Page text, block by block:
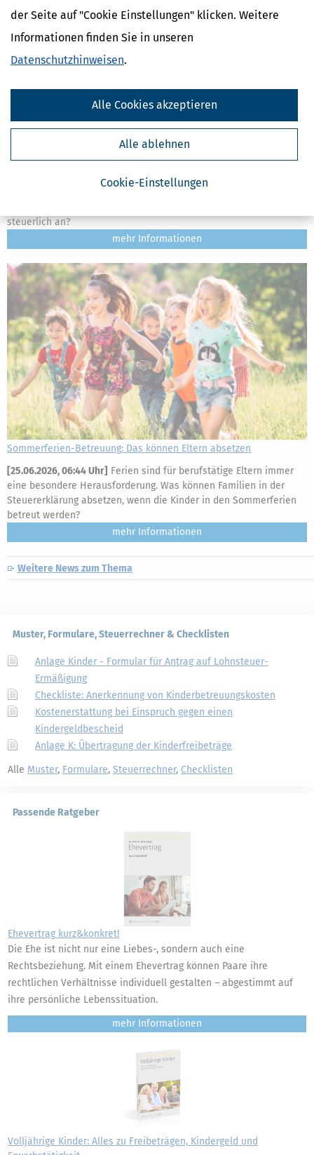
der Seite auf "Cookie Einstellungen" klicken. Weitere
Informationen finden Sie in unseren
Datenschutzhinweisen.
Cookie-Einstellungen
Alle ablehnen
Alle Cookies akzeptieren
12.07.2026, 06:40 Uhr]Ohne Nachhilfe oder
Hausaufgabenbetreuung könnte das neue Schuljahr für viele
steuerlich an?
mehr
Sommerferien-Betreuung: Das können Eltern absetzen
[25.06.2026, 06:44 Uhr] Ferien sind für berufstätige Eltern immer
eine besondere Herausforderung. Was können Familien in der
Steuererklärung absetzen, wenn die Kinder in den Sommerferien
betreut werden?
mehr
Weitere News zum Thema
Muster, Formulare, Steuerrechner & Checklisten
Anlage Kinder - Formular für Antrag auf Lohnsteuer-
Ermäßigung
Checkliste: Anerkennung von Kinderbetreuungskosten
Kostenerstattung bei Einspruch gegen einen
Kindergeldbescheid
Anlage K: Übertragung der Kinderfreibeträge
Alle Muster, Formulare, Steuerrechner, Checklisten
Passende Ratgeber
Ehevertrag kurz&konkret!
Die Ehe ist nicht nur eine Liebes-, sondern auch eine
Rechtsbeziehung. Mit einem Ehevertrag können Paare ihre
rechtlichen Verhältnisse individuell gestalten – abgestimmt auf
ihre persönliche Lebenssituation.
mehr
Volljährige Kinder: Alles zu Freibeträgen, Kindergeld und